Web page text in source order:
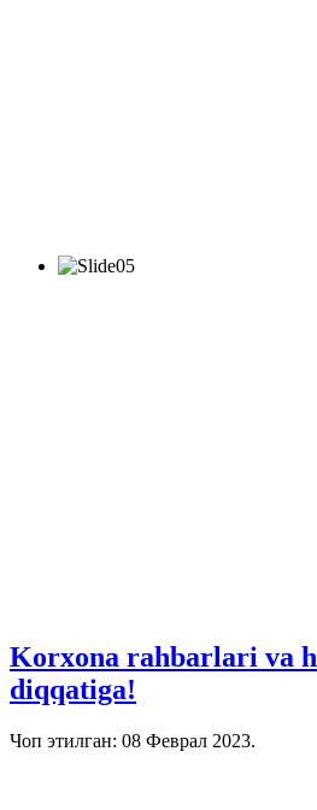
Korxona rahbarlari va
diqqatiga!
Чоп этилган: 08 Феврал 2023.